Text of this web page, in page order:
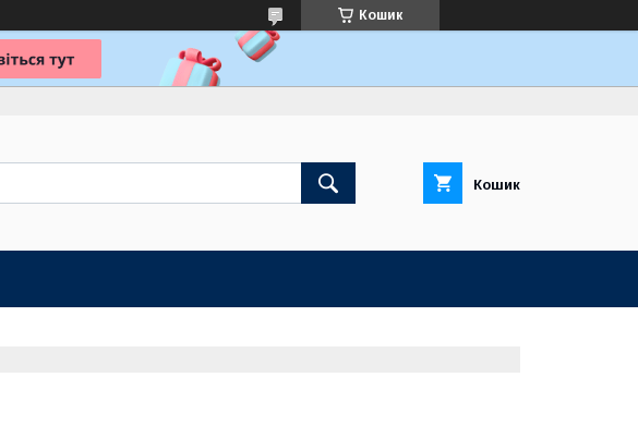
Кошик
Кошик